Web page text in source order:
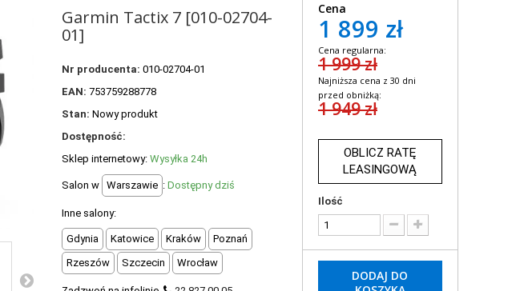
Garmin Tactix 7 [010-02704-
01]
Nr producenta: 010-02704-01
EAN: 753759288778
Stan: Nowy produkt
Dostępność:
Sklep internetowy: Wysyłka 24h
Salon w Warszawie : Dostępny dziś
Inne salony:
Gdynia Katowice Kraków
Poznań
Rzeszów
Szczecin Wrocław
Cena
1 899 zł
Cena regularna:
1 999 zł
Najniższa cena z 30 dni
przed obniżką:
1 949 zł
OBLICZ RATĘ
LEASINGOWĄ
Ilość
DODAJ DO